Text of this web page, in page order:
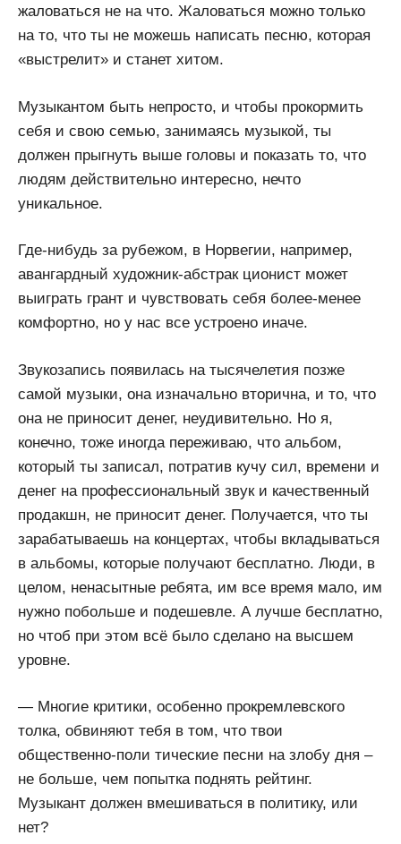
жаловаться не на что. Жаловаться можно только
на то, что ты не можешь написать песню, которая
«выстрелит» и станет хитом.
Музыкантом быть непросто, и чтобы прокормить
себя и свою семью, занимаясь музыкой, ты
должен прыгнуть выше головы и показать то, что
людям действительно интересно, нечто
уникальное.
Где-нибудь за рубежом, в Норвегии, например,
авангардный художник-абстрак ционист может
выиграть грант и чувствовать себя более-менее
комфортно, но у нас все устроено иначе.
Звукозапись появилась на тысячелетия позже
самой музыки, она изначально вторична, и то, что
она не приносит денег, неудивительно. Но я,
конечно, тоже иногда переживаю, что альбом,
который ты записал, потратив кучу сил, времени и
денег на профессиональный звук и качественный
продакшн, не приносит денег. Получается, что ты
зарабатываешь на концертах, чтобы вкладываться
в альбомы, которые получают бесплатно. Люди, в
целом, ненасытные ребята, им все время мало, им
нужно побольше и подешевле. А лучше бесплатно,
но чтоб при этом всё было сделано на высшем
уровне.
— Многие критики, особенно прокремлевского
толка, обвиняют тебя в том, что твои
общественно-поли тические песни на злобу дня –
не больше, чем попытка поднять рейтинг.
Музыкант должен вмешиваться в политику, или
нет?